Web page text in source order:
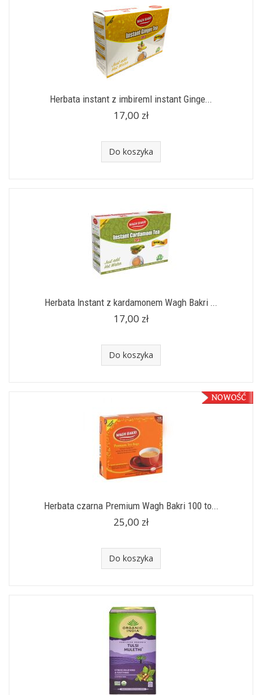
Herbata instant z imbiremI instant Ginge...
17,00 zł
Do koszyka
Herbata Instant z kardamonem Wagh Bakri ...
17,00 zł
Do koszyka
Herbata czarna Premium Wagh Bakri 100 to...
25,00 zł
Do koszyka